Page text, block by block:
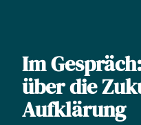
Im
über die
Aufklärung